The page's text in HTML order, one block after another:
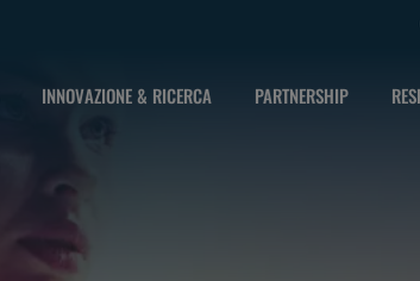
INNOVAZIONE & RICERCA PARTNERSHIP